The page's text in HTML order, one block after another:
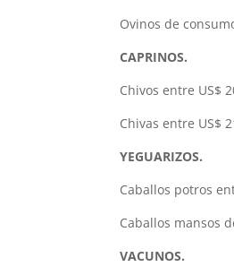
Ovinos de
CAPRINOS.
Chivos entre US$
Chivas entre US$
YEGUARIZOS.
Caballos potros
Caballos mansos
VACUNOS.